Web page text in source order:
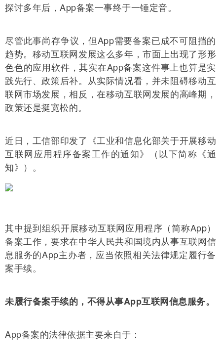
探讨多年后，App备案一事终于一锤定音。
尽管此事尚存争议，但App需要备案已成不可阻挡的
趋势。移动互联网发展这么多年，市面上出现了形形
色色的应用软件，其实在App备案这件事上也算是实
践先行、政策后补。从实际情况看，并未阻碍移动互
联网市场发展，相反，在移动互联网发展的高峰期，
政策还是挺宽松的。
近日，工信部印发了《工业和信息化部关于开展移动
互联网应用程序备案工作的通知》（以下简称《通
知》）。
其中提到组织开展移动互联网应用程序（简称App）
备案工作，要求在中华人民共和国境内从事互联网信
息服务的App主办者，应当依照相关法律规定履行备
案手续。
未履行备案手续的，不得从事App互联网信息服务。
App备案的法律依据主要来自于：